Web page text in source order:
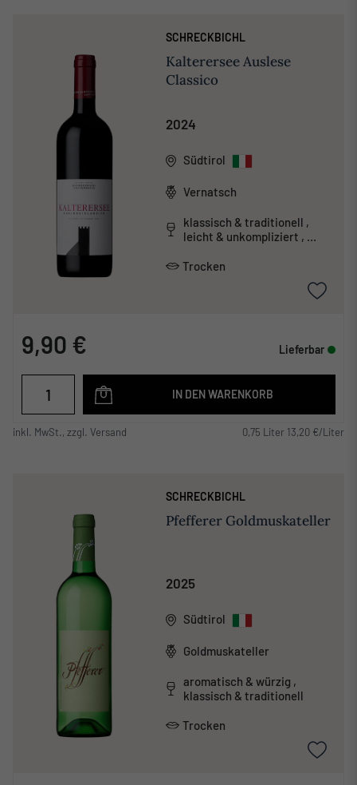
SCHRECKBICHL
Kalterersee Auslese
Classico
2024
Südtirol
Vernatsch
klassisch & traditionell ,
leicht & unkompliziert ,
Trocken
9,90 € Lieferbar
IN DEN WARENKORB
inkl. MwSt., zzgl. Versand 0,75 Liter 13,20 €/Liter
SCHRECKBICHL
Pfefferer Goldmuskateller
2025
Südtirol
Goldmuskateller
aromatisch & würzig ,
klassisch & traditionell
Trocken